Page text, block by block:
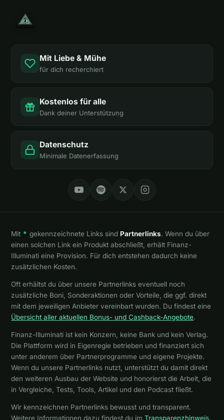
Mit Liebe & Mühe
für dich recherchiert
Kostenlos für alle
Dank deiner Unterstützung
Datenschutz
Minimale Datenerfassung
Mit * gekennzeichnete Links sind Partnerlinks. Wenn du über
einen solchen Link ein Produkt abschließt, erhält Finanz-
Illuminati eine Provision. Für dich entstehen dadurch keine
zusätzlichen Kosten.
Oft erhältst du über unsere Partnerlinks eventuell noch
zusätzliche Boni, Sonderaktionen oder Vorteile, die ggf. direkt
mit dem jeweiligen Anbieter vereinbart wurden. Du findest eine
Übersicht aller aktuellen Bonus- und Cashback-Angebote.
Finanz-Illuminati ist kein Konzern, keine Bank und kein Verlag.
Die Plattform wird in Eigenregie betrieben und finanziert sich
unter anderem über Partnerprogramme und eigene Projekte.
Wenn du unsere Partnerlinks nutzt, unterstützt du damit direkt
den weiteren Ausbau der Website und honorierst die Arbeit, die
in Vergleiche, Tests, Tools, Artikel und den Podcast fließt.
Wir kennzeichnen Partnerlinks bewusst und transparent.
Weitere Informationen dazu findest du imTransparenzhinweis.